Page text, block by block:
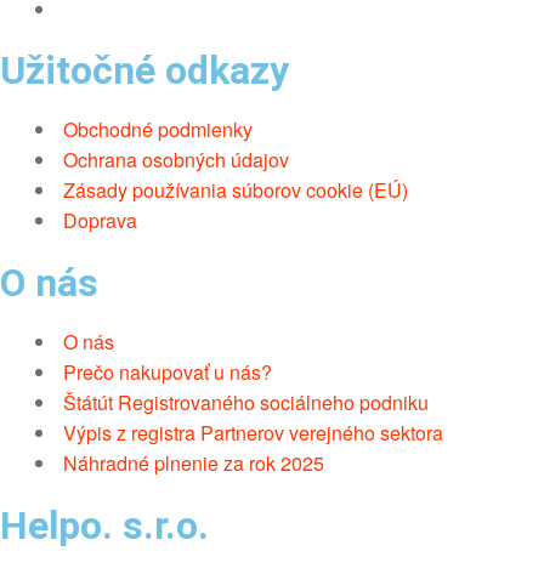
Užitočné odkazy
Obchodné podmienky
Ochrana osobných údajov
Zásady používania súborov cookie (EÚ)
Doprava
O nás
O nás
Prečo nakupovať u nás?
Štátút Registrovaného sociálneho podniku
Výpis z registra Partnerov verejného sektora
Náhradné plnenie za rok 2025
Helpo. s.r.o.